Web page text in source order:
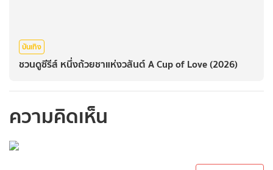
บันเทิง
ชวนดูซีรีส์ หนึ่งถ้วยชาแห่งวสันต์ A Cup of Love (2026)
ความคิดเห็น